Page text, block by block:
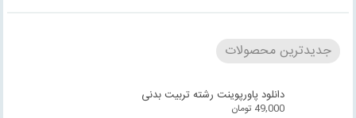
جدیدترین محصولات
دانلود پاورپوینت رشته تربیت بدنی
49,000 تومان